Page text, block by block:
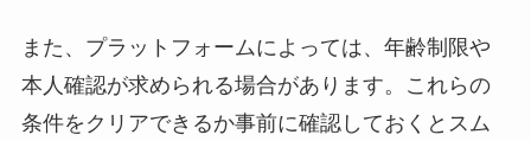
また、プラットフォームによっては、年齢制限や
本人確認が求められる場合があります。これらの
条件をクリアできるか事前に確認しておくとスム